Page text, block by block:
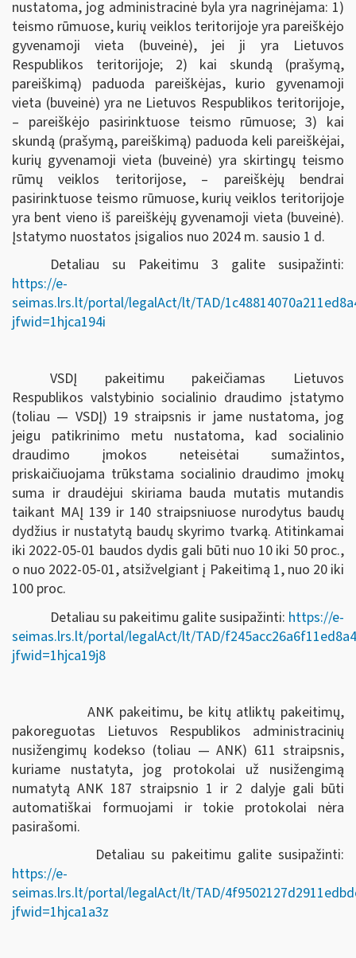
nustatoma, jog administracinė byla yra nagrinėjama: 1)
teismo rūmuose, kurių veiklos teritorijoje yra pareiškėjo
gyvenamoji vieta (buveinė), jei ji yra Lietuvos
Respublikos teritorijoje; 2) kai skundą (prašymą,
pareiškimą) paduoda pareiškėjas, kurio gyvenamoji
vieta (buveinė) yra ne Lietuvos Respublikos teritorijoje,
– pareiškėjo pasirinktuose teismo rūmuose; 3) kai
skundą (prašymą, pareiškimą) paduoda keli pareiškėjai,
kurių gyvenamoji vieta (buveinė) yra skirtingų teismo
rūmų veiklos teritorijose, – pareiškėjų bendrai
pasirinktuose teismo rūmuose, kurių veiklos teritorijoje
yra bent vieno iš pareiškėjų gyvenamoji vieta (buveinė).
Įstatymo nuostatos įsigalios nuo 2024 m. sausio 1 d.
Detaliau su Pakeitimu 3 galite susipažinti:
https://e-
seimas.lrs.lt/portal/legalAct/lt/TAD/
jfwid=1hjca194i
VSDĮ pakeitimu pakeičiamas Lietuvos
Respublikos valstybinio socialinio draudimo įstatymo
(toliau — VSDĮ) 19 straipsnis ir jame nustatoma, jog
jeigu patikrinimo metu nustatoma, kad socialinio
draudimo įmokos neteisėtai sumažintos,
priskaičiuojama trūkstama socialinio draudimo įmokų
suma ir draudėjui skiriama bauda mutatis mutandis
taikant MAĮ 139 ir 140 straipsniuose nurodytus baudų
dydžius ir nustatytą baudų skyrimo tvarką. Atitinkamai
iki 2022-05-01 baudos dydis gali būti nuo 10 iki 50 proc.,
o nuo 2022-05-01, atsižvelgiant į Pakeitimą 1, nuo 20 iki
100 proc.
Detaliau su pakeitimu galite susipažinti: https://e-
seimas.lrs.lt/portal/legalAct/lt/TAD/
jfwid=1hjca19j8
ANK pakeitimu, be kitų atliktų pakeitimų,
pakoreguotas Lietuvos Respublikos administracinių
nusižengimų kodekso (toliau — ANK) 611 straipsnis,
kuriame nustatyta, jog protokolai už nusižengimą
numatytą ANK 187 straipsnio 1 ir 2 dalyje gali būti
automatiškai formuojami ir tokie protokolai nėra
pasirašomi.
Detaliau su pakeitimu galite susipažinti:
https://e-
seimas.lrs.lt/portal/legalAct/lt/TAD/
jfwid=1hjca1a3z